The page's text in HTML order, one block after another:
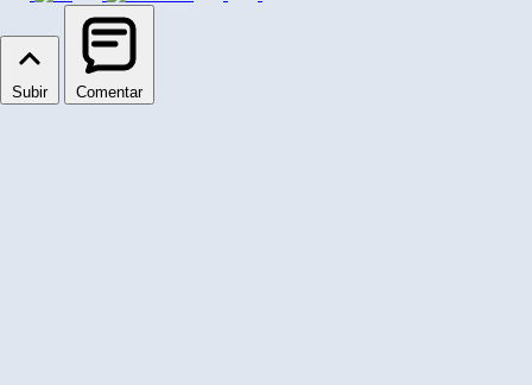
Subir Comentar